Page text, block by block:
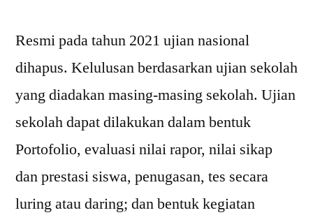
Resmi pada tahun 2021 ujian nasional
dihapus. Kelulusan berdasarkan ujian sekolah
yang diadakan masing-masing sekolah. Ujian
sekolah dapat dilakukan dalam bentuk
Portofolio, evaluasi nilai rapor, nilai sikap
dan prestasi siswa, penugasan, tes secara
luring atau daring; dan bentuk kegiatan